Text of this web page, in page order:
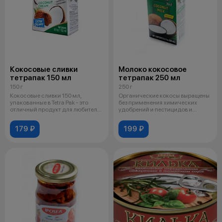
Кокосовые сливки
тетрапак 150 мл
150 г
Кокосовые сливки 150 мл,
упакованные в Tetra Pak - это
отличный продукт для любителей
179 ₽
Молоко кокосовое
тетрапак 250 мл
250 г
Органические кокосы выращены
без применения химических
удобрений и пестицидов и
199 ₽